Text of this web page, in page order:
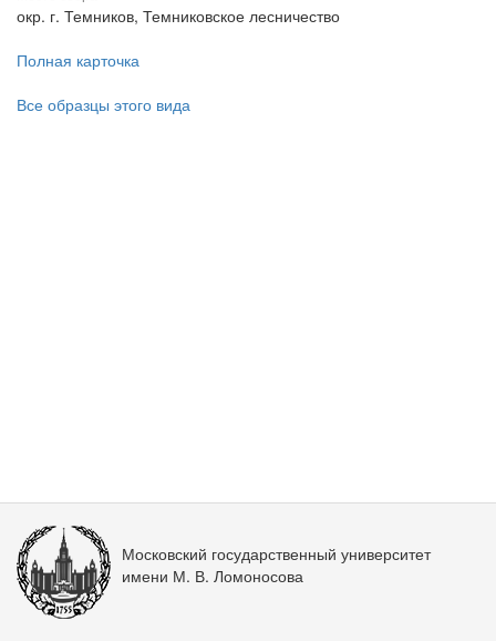
окр. г. Темников, Темниковское лесничество
Полная карточка
Все образцы этого вида
Московский государственный университет
имени М. В. Ломоносова